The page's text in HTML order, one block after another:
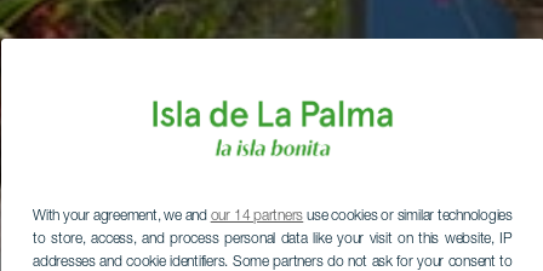
With your agreement, we and our 14 partners use cookies or similar technologies
to store, access, and process personal data like your visit on this website, IP
addresses and cookie identifiers. Some partners do not ask for your consent to